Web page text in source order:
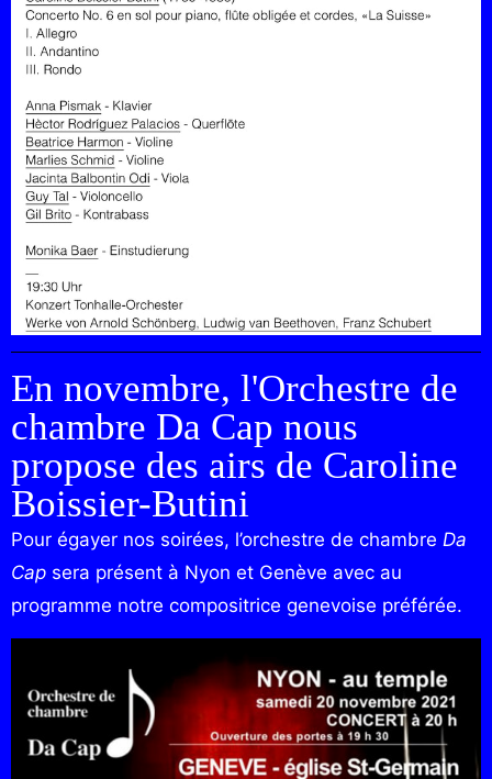
En novembre, l'Orchestre de
chambre Da Cap nous
propose des airs de Caroline
Boissier-Butini
Pour égayer nos soirées, l’orchestre de chambre Da
Cap sera présent à Nyon et Genève avec au
programme notre compositrice genevoise préférée.